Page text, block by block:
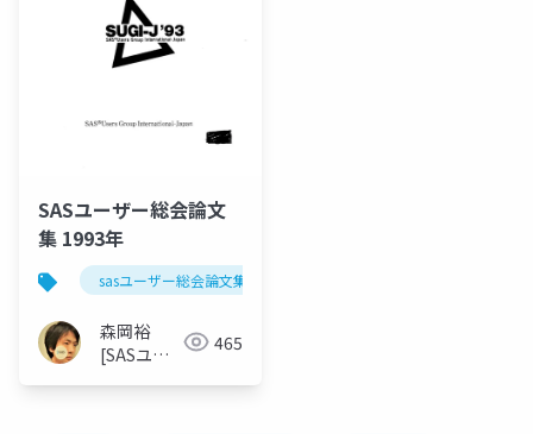
SASユーザー総会論文
集 1993年
sasユーザー総会論文集 1993年
森岡裕
[SASユー
465